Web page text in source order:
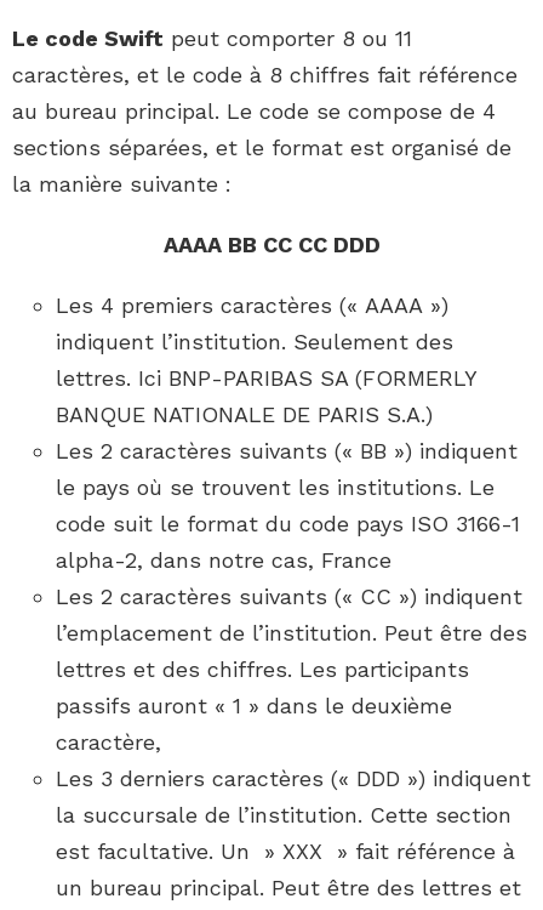
Le code Swift peut comporter 8 ou 11
caractères, et le code à 8 chiffres fait référence
au bureau principal. Le code se compose de 4
sections séparées, et le format est organisé de
la manière suivante :
AAAA BB CC CC DDD
Les 4 premiers caractères (« AAAA »)
indiquent l’institution. Seulement des
lettres. Ici BNP-PARIBAS SA (FORMERLY
BANQUE NATIONALE DE PARIS S.A.)
Les 2 caractères suivants (« BB ») indiquent
le pays où se trouvent les institutions. Le
code suit le format du code pays ISO 3166-1
alpha-2, dans notre cas, France
Les 2 caractères suivants (« CC ») indiquent
l’emplacement de l’institution. Peut être des
lettres et des chiffres. Les participants
passifs auront « 1 » dans le deuxième
caractère,
Les 3 derniers caractères (« DDD ») indiquent
la succursale de l’institution. Cette section
est facultative. Un » XXX » fait référence à
un bureau principal. Peut être des lettres et